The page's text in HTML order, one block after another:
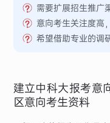
需要扩展招生推广
意向考生关注度高
希望借助专业的调
建立中科大报考意
区意向考生资料